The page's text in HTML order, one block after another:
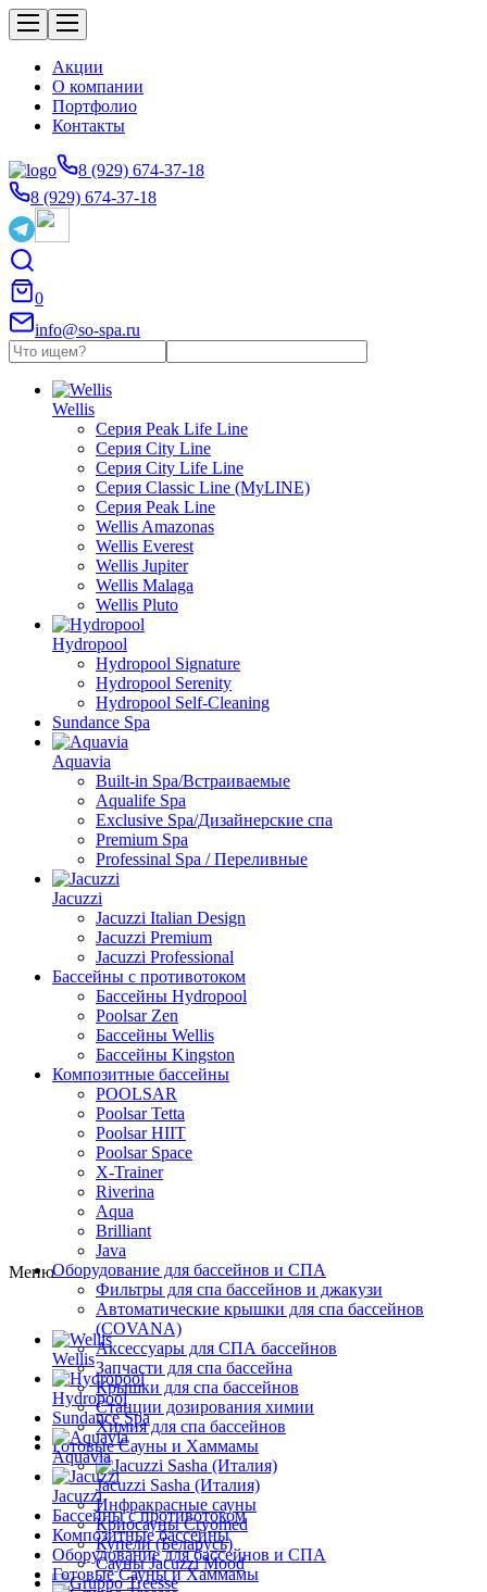
Акции
О компании
Портфолио
Контакты
8 (929) 674-37-18
8 (929) 674-37-18
0
info@so-spa.ru
Wellis
Серия Peak Life Line
Серия City Line
Серия City Life Line
Серия Classic Line (MyLINE)
Серия Peak Line
Wellis Amazonas
Wellis Everest
Wellis Jupiter
Wellis Malaga
Wellis Pluto
Hydropool
Hydropool Signature
Hydropool Serenity
Hydropool Self-Сleaning
Sundance Spa
Aquavia
Built-in Spa/Встраиваемые
Aqualife Spa
Exclusive Spa/Дизайнерские спа
Premium Spa
Professinal Spa / Переливные
Jacuzzi
Jacuzzi Italian Design
Jacuzzi Premium
Jacuzzi Professional
Бассейны с противотоком
Бассейны Hydropool
Poolsar Zen
Бассейны Wellis
Бассейны Kingston
Композитные бассейны
POOLSAR
Poolsar Tetta
Poolsar HIIT
Poolsar Space
X-Trainer
Riverina
Aqua
Brilliant
Java
Оборудование для бассейнов и СПА
Фильтры для спа бассейнов и джакузи
Автоматические крышки для спа бассейнов
(COVANA)
Аксессуары для СПА бассейнов
Запчасти для спа бассейна
Крышки для спа бассейнов
Станции дозирования химии
Химия для спа бассейнов
Готовые Сауны и Хаммамы
Jacuzzi Sasha (Италия)
Инфракрасные сауны
Криосауны Cryomed
Купели (Беларусь)
Сауны Jacuzzi Mood
Меню
Wellis
Hydropool
Sundance Spa
Aquavia
Jacuzzi
Бассейны с противотоком
Композитные бассейны
Оборудование для бассейнов и СПА
Готовые Сауны и Хаммамы